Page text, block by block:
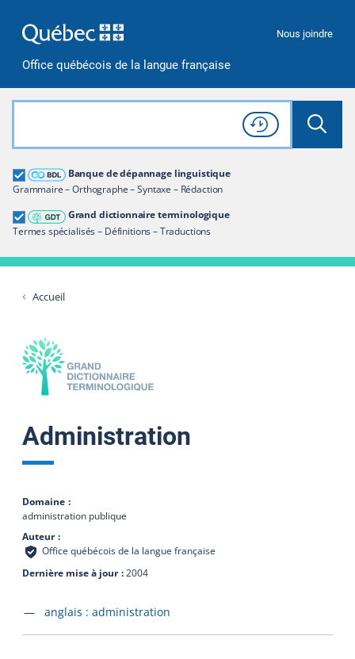
Office québécois de la langue française
Nous joindre
Rechercher dans tout le site
Lancer
Consulter l'
Historique
de recherche
Banque de dépannage linguistique
Grammaire – Orthographe – Syntaxe – Rédaction
Grand dictionnaire terminologique
Termes spécialisés – Définitions – Traductions
Grand dictionnaire terminologique
Restreindre aux termes
Accueil
Administration
Domaine
administration publique
Auteur
Office québécois de la langue française
Dernière mise à jour 2004
Accéder à la fiche en
anglais : administration